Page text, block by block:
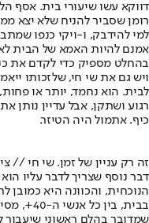
דווקא עשו שיעורי בית. אסף
רומן שסביר להניח שלא יצא
למי להידבק, ו-ויקי כנפו
אמנם להיות האמא של הבית
בהחלט מספיק כדי לקדם את
ויש גם את שי חי, שלזכותו
לבית. הוא נחמד, יותר או
רגוע ושתקן, אבל עדיין נותן
כיף. אתמול היה הטיזר.
זה רק עניין של זמן. שי חי //
דבר נוסף שצריך לדבר עליו
הנוכחית, והכוונה היא כמובן
בבית,
שמדובר בהלם ראשוני